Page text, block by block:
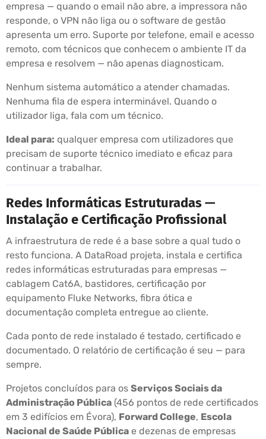
empresa — quando o email não abre, a impressora não
responde, o VPN não liga ou o software de gestão
apresenta um erro. Suporte por telefone, email e acesso
remoto, com técnicos que conhecem o ambiente IT da
empresa e resolvem — não apenas diagnosticam.
Nenhum sistema automático a atender chamadas.
Nenhuma fila de espera interminável. Quando o
utilizador liga, fala com um técnico.
Ideal para: qualquer empresa com utilizadores que
precisam de suporte técnico imediato e eficaz para
continuar a trabalhar.
Redes Informáticas Estruturadas —
Instalação e Certificação Profissional
A infraestrutura de rede é a base sobre a qual tudo o
resto funciona. A DataRoad projeta, instala e certifica
redes informáticas estruturadas para empresas —
cablagem Cat6A, bastidores, certificação por
equipamento Fluke Networks, fibra ótica e
documentação completa entregue ao cliente.
Cada ponto de rede instalado é testado, certificado e
documentado. O relatório de certificação é seu — para
sempre.
Projetos concluídos para os Serviços Sociais da
Administração Pública (456 pontos de rede certificados
em 3 edifícios em Évora), Forward College, Escola
Nacional de Saúde Pública e dezenas de empresas